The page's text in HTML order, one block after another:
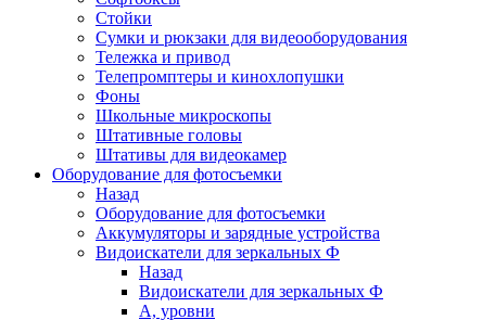
Стойки
Сумки и рюкзаки для видеооборудования
Тележка и привод
Телепромптеры и кинохлопушки
Фоны
Школьные микроскопы
Штативные головы
Штативы для видеокамер
Оборудование для фотосъемки
Назад
Оборудование для фотосъемки
Аккумуляторы и зарядные устройства
Видоискатели для зеркальных Ф
Назад
Видоискатели для зеркальных Ф
А, уровни